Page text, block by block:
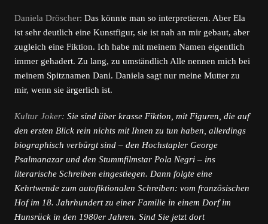
Daniela Dröscher: Das könnte man so interpretieren. Aber Ela
ist sehr deutlich eine Kunstfigur, sie ist nah an mir gebaut, aber
zugleich eine Fiktion. Ich habe mit meinem Namen eigentlich
immer gehadert. Zu lang, zu umständlich Alle nennen mich bei
meinem Spitznamen Dani. Daniela sagt nur meine Mutter zu
mir, wenn sie ärgerlich ist.
Kultur Joker: Sie sind über krasse Fiktion, mit Figuren, die auf
den ersten Blick rein nichts mit Ihnen zu tun haben, allerdings
biographisch verbürgt sind – den Hochstapler George
Psalmanazar und den Stummfilmstar Pola Negri – ins
literarische Schreiben eingestiegen. Dann folgte eine
Kehrtwende zum autofiktionalen Schreiben: vom französischen
Hof im 18. Jahrhundert zu einer Familie in einem Dorf im
Hunsrück in den 1980er Jahren. Sind Sie jetzt dort